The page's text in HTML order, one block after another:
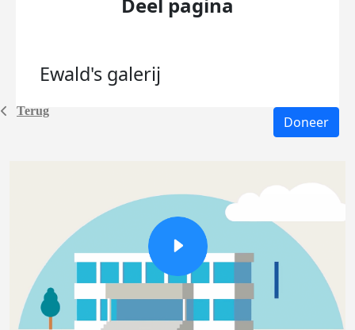
Terug
Ewald's galerij
Doneer